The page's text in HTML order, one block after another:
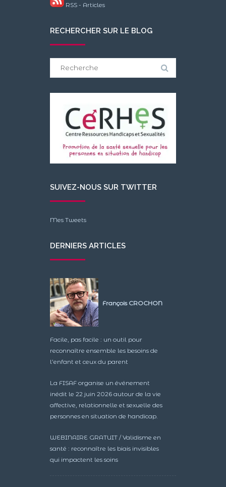
RSS - Articles
RECHERCHER SUR LE BLOG
SUIVEZ-NOUS SUR TWITTER
Mes Tweets
DERNIERS ARTICLES
François CROCHON
Facile, pas facile : un outil pour
reconnaître ensemble les besoins de
l’enfant et ceux du parent
La FISAF organise un événement
inédit le 22 juin 2026 autour de la vie
affective, relationnelle et sexuelle des
personnes en situation de handicap.
WEBINAIRE GRATUIT / Validisme en
santé : reconnaître les biais invisibles
qui impactent les soins